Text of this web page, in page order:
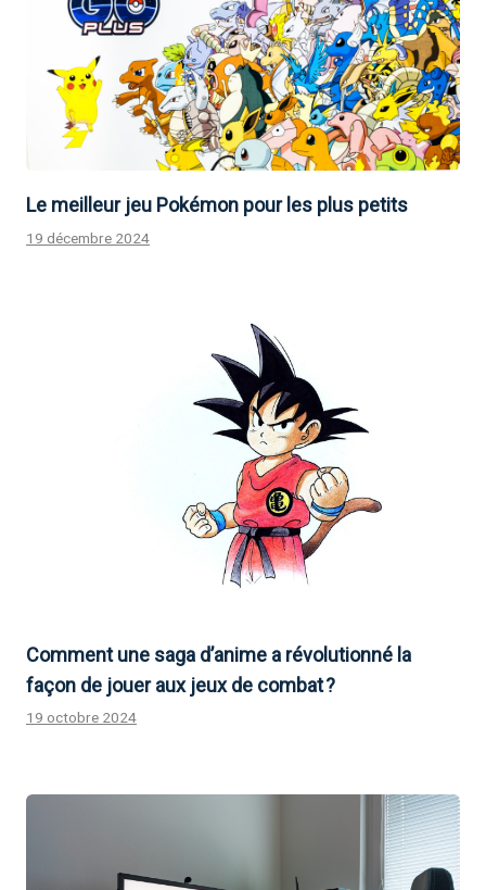
Le meilleur jeu Pokémon pour les plus petits
19 décembre 2024
Comment une saga d’anime a révolutionné la
façon de jouer aux jeux de combat ?
19 octobre 2024